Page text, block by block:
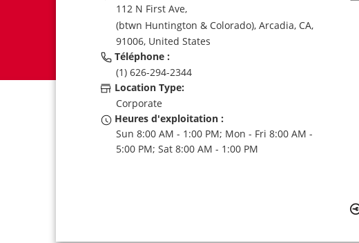
112 N First Ave,
(btwn Huntington & Colorado), Arcadia, CA,
91006, United States
Téléphone :
(1) 626-294-2344
Location Type:
Corporate
Heures d'exploitation :
Sun 8:00 AM - 1:00 PM; Mon - Fri 8:00 AM -
5:00 PM; Sat 8:00 AM - 1:00 PM